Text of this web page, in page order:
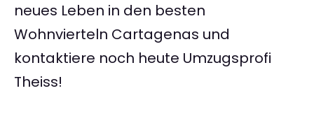
neues Leben in den besten
Wohnvierteln Cartagenas und
kontaktiere noch heute Umzugsprofi
Theiss!